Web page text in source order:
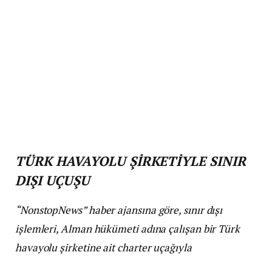
TÜRK HAVAYOLU ŞİRKETİYLE SINIR
DIŞI UÇUŞU
“NonstopNews” haber ajansına göre, sınır dışı
işlemleri, Alman hükümeti adına çalışan bir Türk
havayolu şirketine ait charter uçağıyla